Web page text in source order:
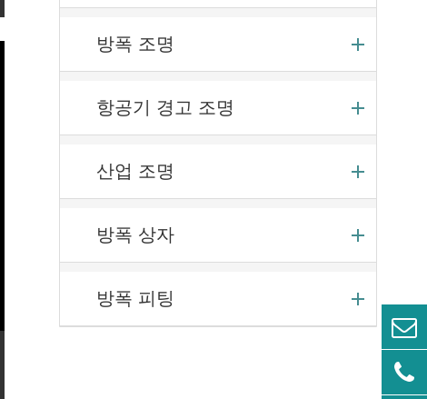
방폭 조명
항공기 경고 조명
산업 조명
방폭 상자
방폭 피팅